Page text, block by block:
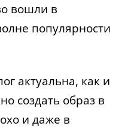
вошли в
популярности
актуальна, как и
создать образ в
и даже в